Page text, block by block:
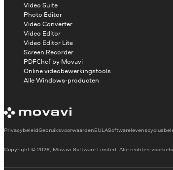
Video Suite
Photo Editor
Video Converter
Video Editor
Video Editor Lite
Screen Recorder
PDFChef by Movavi
Online videobewerkingstools
Alle Windows-producten
Copyright © 2026, Movavi Software Limited. Alle rechten
PrivacybeleidGebruiksvoorwaardenEULA